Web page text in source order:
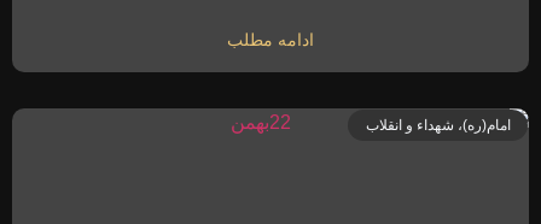
ادامه مطلب
امام(ره)، شهداء و انقلاب